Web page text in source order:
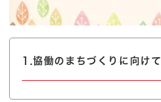
1.協働のまちづくりに向けて